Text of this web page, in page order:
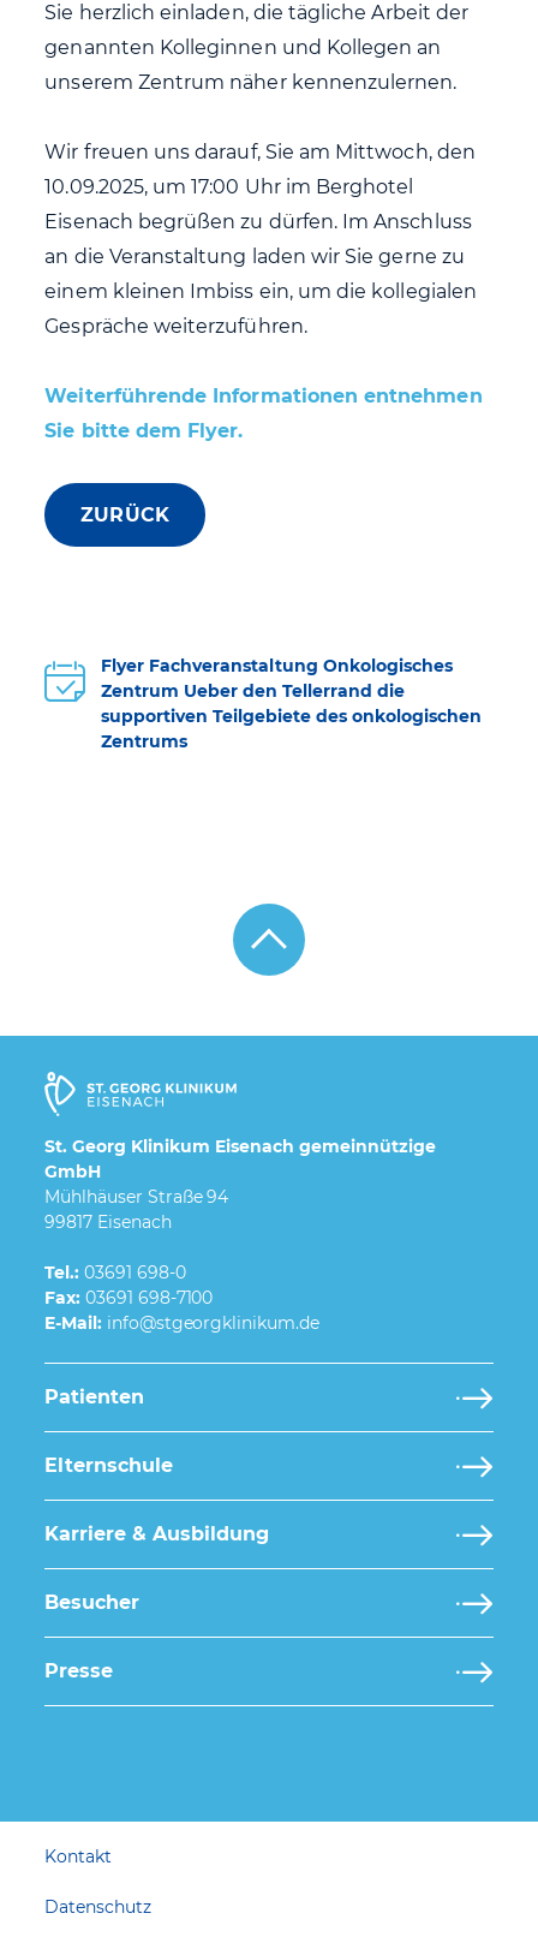
Sie herzlich einladen, die tägliche Arbeit der
genannten Kolleginnen und Kollegen an
unserem Zentrum näher kennenzulernen.
Wir freuen uns darauf, Sie am Mittwoch, den
10.09.2025, um 17:00 Uhr im Berghotel
Eisenach begrüßen zu dürfen. Im Anschluss
an die Veranstaltung laden wir Sie gerne zu
einem kleinen Imbiss ein, um die kollegialen
Gespräche weiterzuführen.
Weiterführende Informationen entnehmen
Sie bitte dem Flyer.
ZURÜCK
Flyer Fachveranstaltung Onkologisches
Zentrum Ueber den Tellerrand die
supportiven Teilgebiete des onkologischen
Zentrums
St. Georg Klinikum Eisenach gemeinnützige
GmbH
Mühlhäuser Straße 94
99817 Eisenach
Tel.: 03691 698-0
Fax: 03691 698-7100
E-Mail:
Patienten
Elternschule
Karriere & Ausbildung
Besucher
Presse
Kontakt
Datenschutz